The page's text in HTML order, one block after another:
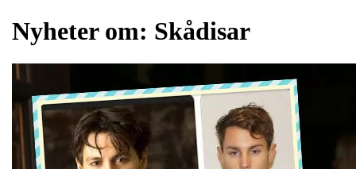
Nyheter om: Skådisar